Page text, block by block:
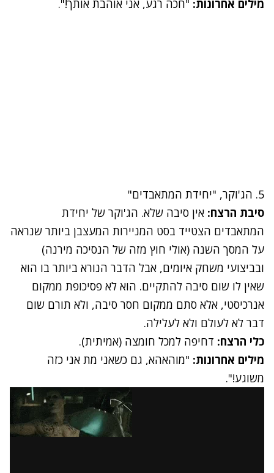
מילים אחרונות: "חכה רגע, אני אוהבת אותך!".
5. הג'וקר, "יחידת המתאבדים"
סיבת הרצח: אין סיבה שלא. הג'וקר של יחידת
המתאבדים הצטייד בסט המניירות המעצבן ביותר שנראה
על המסך השנה (אולי חוץ מזה של הנסיכה מירנה)
ובביצועי משחק איומים, אבל הדבר הנורא ביותר בו הוא
שאין לו שום סיבה להתקיים. הוא לא פסיכופת ממקום
אנרכיסטי, אלא סתם ממקום חסר סיבה, ולא תורם שום
דבר לא לעולם ולא לעלילה.
כלי הרצח: דחיפה למכל חומצה (אמיתית).
מילים אחרונות: "מוהאהא, גם כשאני מת אני כזה
משוגע!".